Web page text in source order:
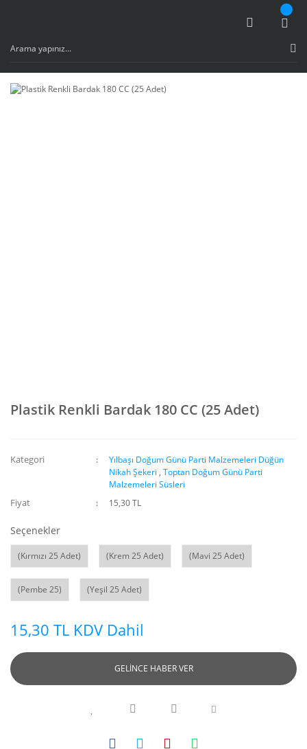
Plastik Renkli Bardak 180 CC (25 Adet)
Kategori
Yılbaşı Doğum Günü Parti Malzemeleri Düğün
Nikah Şekeri ,Toptan Doğum Günü Parti
Malzemeleri Süsleri
Fiyat 15,30 TL
Seçenekler
(Kırmızı 25 Adet) (Krem 25 Adet) (Mavi 25 Adet)
(Pembe 25) (Yeşil 25 Adet)
15,30 TL KDV Dahil
GELİNCE HABER VER